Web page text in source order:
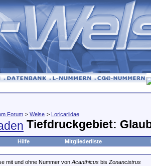
Forum > Welse > Loricariidae
Tiefdruckgebiet:
Hilfe Mitgliederliste
mit und ohne Nummer von Acanthicus bis Zonancistrus